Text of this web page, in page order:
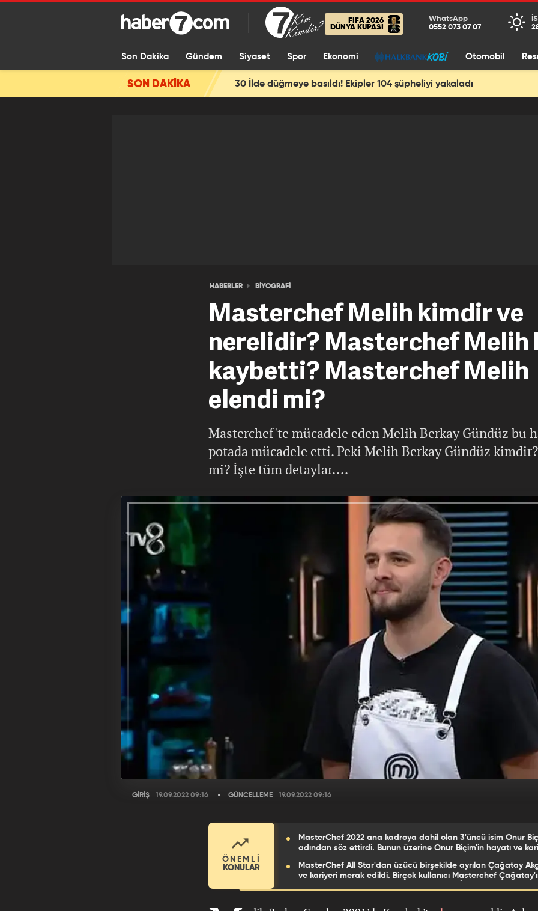
FIFA 2026
DÜNYA KUPASI
Son Dakika Gündem Siyaset Spor Ekonomi Otomobil
SON DAKİKA 30 İlde düğmeye basıldı! Ekipler 104 şüpheliyi yakaladı
HABERLER BİYOGRAFİ
Masterchef Melih kimdir ve
nerelidir? Masterchef Melih
kaybetti? Masterchef Melih
elendi mi?
Masterchef'te mücadele eden Melih Berkay Gündüz bu
potada mücadele etti. Peki Melih Berkay Gündüz
mi? İşte tüm detaylar....
GİRİŞ 19.09.2022 09:16 GÜNCELLEME 19.09.2022 09:16
ÖNEMLİ
KONULAR
MasterChef 2022 ana kadroya dahil olan 3'üncü isim Onur
adından söz ettirdi. Bunun üzerine Onur Biçim'in hayatı ve
kullanıcının merak ettiği MasterChef Onur biyografisi ve
bilinmeyenler haberimizde...
MasterChef All Star'dan üzücü birşekilde ayrılan Çağatay
ve kariyeri merak edildi. Birçok kullanıcı Masterchef